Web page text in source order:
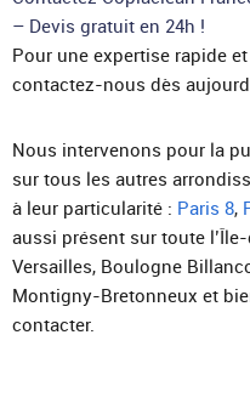
– Devis gratuit en 24h !
Pour une expertise rapide
contactez-nous dès
Nous intervenons pour la
sur tous les autres
à leur particularité : Paris 8,
aussi présent sur toute
Versailles, Boulogne
Montigny-Bretonneux et
contacter.